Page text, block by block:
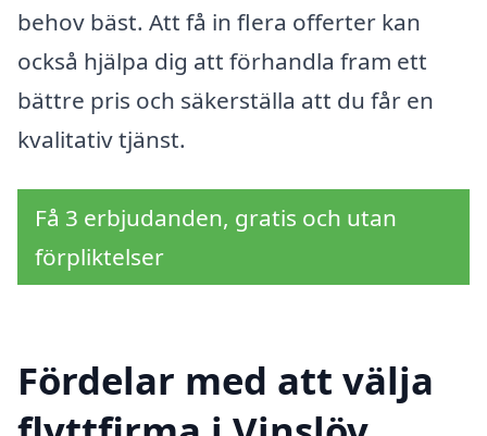
behov bäst. Att få in flera offerter kan
också hjälpa dig att förhandla fram ett
bättre pris och säkerställa att du får en
kvalitativ tjänst.
Få 3 erbjudanden, gratis och utan
förpliktelser
Fördelar med att välja